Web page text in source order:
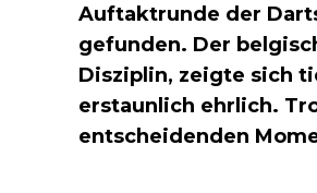
Auftaktrunde der
gefunden. Der
Disziplin, zeigte sich
erstaunlich ehrlich.
entscheidenden